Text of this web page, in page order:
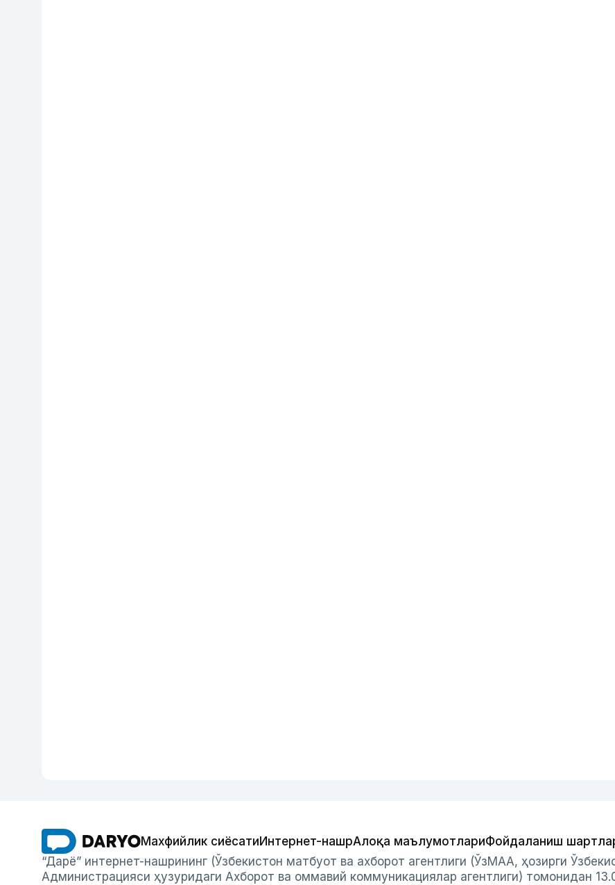
Махфийлик сиёсатиИнтернет-нашрАлоқа маълумотлариФойдаланиш
“Дарё” интернет-нашрининг (Ўзбекистон матбуот ва ахборот агентлиги (ЎзМАА, ҳозирги
Администрацияси ҳузуридаги Ахборот ва оммавий коммуникациялар агентлиги) томонидан